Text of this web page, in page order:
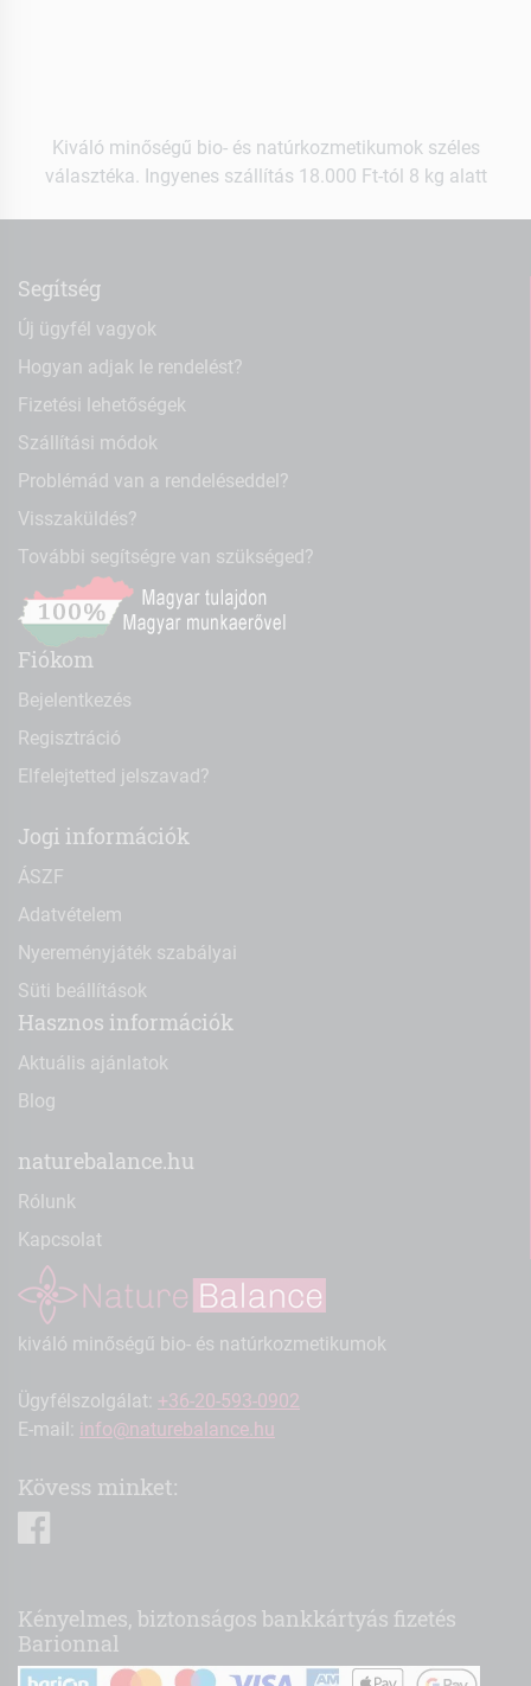
Kiváló minőségű bio- és natúrkozmetikumok széles
választéka. Ingyenes szállítás 18.000 Ft-tól 8 kg alatt
Segítség
Új ügyfél vagyok
Hogyan adjak le rendelést?
Fizetési lehetőségek
Szállítási módok
Problémád van a rendeléseddel?
Visszaküldés?
További segítségre van szükséged?
Fiókom
Bejelentkezés
Regisztráció
Elfelejtetted jelszavad?
Jogi információk
ÁSZF
Adatvételem
Nyereményjáték szabályai
Süti beállítások
Hasznos információk
Aktuális ajánlatok
Blog
naturebalance.hu
Rólunk
Kapcsolat
kiváló minőségű bio- és natúrkozmetikumok
Ügyfélszolgálat: +36-20-593-0902
E-mail: info@naturebalance.hu
Kövess minket:
Kényelmes, biztonságos bankkártyás fizetés
Barionnal